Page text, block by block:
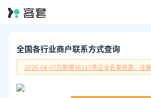
全国各行业商户联系方式查询
2026-08-07日新增36115条企业名录资源，注